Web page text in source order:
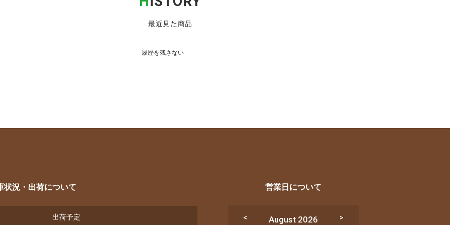
最近見た商品
履歴を残さない
状況・出荷について
出荷予定
営業日について
August 2026